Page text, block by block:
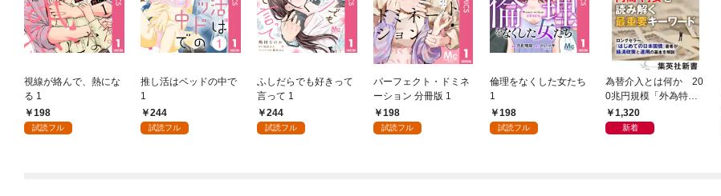
視線が絡んで、熱にな
る 1
198
試読フル
推し活はベッドの中で
1
244
試読フル
ふしだらでも好きって
言って 1
244
試読フル
パーフェクト・ドミネ
ーション 分冊版 1
198
試読フル
倫理をなくした女たち
1
198
試読フル
為替介入とは何か 20
0兆円規模「外為特
会」が生まれた謎
1,320
新着